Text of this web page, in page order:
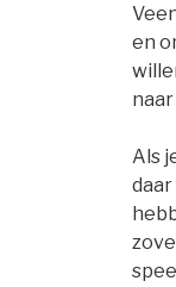
en
Als